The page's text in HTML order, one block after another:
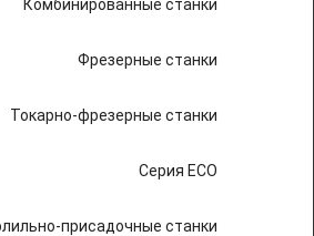
Комбинированные станки
Фрезерные станки
Токарно-фрезерные станки
Серия ECO
присадочные станки